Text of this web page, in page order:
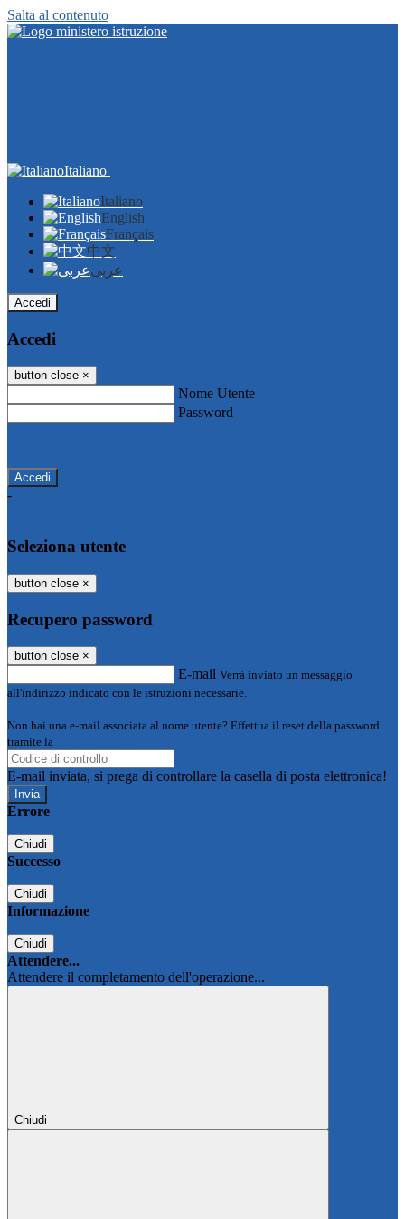
Salta al contenuto
Italiano
Italiano
English
Français
中文
عربى
Accedi
Accedi
button close ×
Nome Utente
Password
-
Seleziona utente
button close ×
Recupero password
button close ×
E-mail Verrà inviato un messaggio
all'indirizzo indicato con le istruzioni necessarie.
Non hai una e-mail associata al nome utente? Effettua il reset della password
tramite la
E-mail inviata, si prega di controllare la casella di posta elettronica!
Errore
Chiudi
Successo
Chiudi
Informazione
Chiudi
Attendere...
Attendere il completamento dell'operazione...
Chiudi